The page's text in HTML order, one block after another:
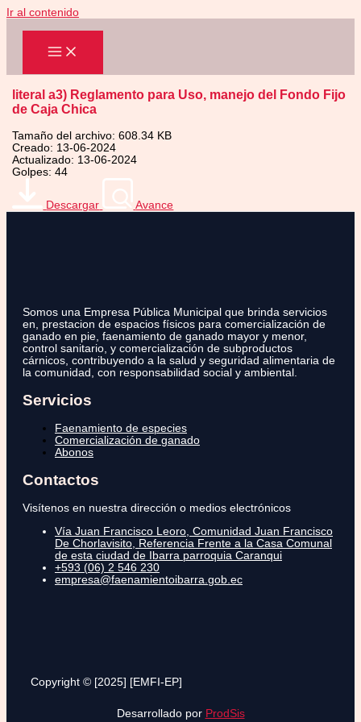
Ir al contenido
literal a3) Reglamento para Uso, manejo del Fondo Fijo
de Caja Chica
Tamaño del archivo: 608.34 KB
Creado: 13-06-2024
Actualizado: 13-06-2024
Golpes: 44
Descargar Avance
Somos una Empresa Pública Municipal que brinda servicios
en, prestacion de espacios físicos para comercialización de
ganado en pie, faenamiento de ganado mayor y menor,
control sanitario, y comercialización de subproductos
cárnicos, contribuyendo a la salud y seguridad alimentaria de
la comunidad, con responsabilidad social y ambiental.
Servicios
Faenamiento de especies
Comercialización de ganado
Abonos
Contactos
Visítenos en nuestra dirección o medios electrónicos
Vía Juan Francisco Leoro, Comunidad Juan Francisco
De Chorlavisito, Referencia Frente a la Casa Comunal
de esta ciudad de Ibarra parroquia Caranqui
+593 (06) 2 546 230
empresa@faenamientoibarra.gob.ec
Copyright © [2025] [EMFI-EP]
Desarrollado por ProdSis